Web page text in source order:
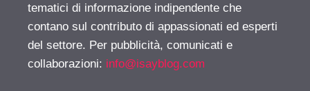
tematici di informazione indipendente che
contano sul contributo di appassionati ed esperti
del settore. Per pubblicità, comunicati e
collaborazioni: info@isayblog.com